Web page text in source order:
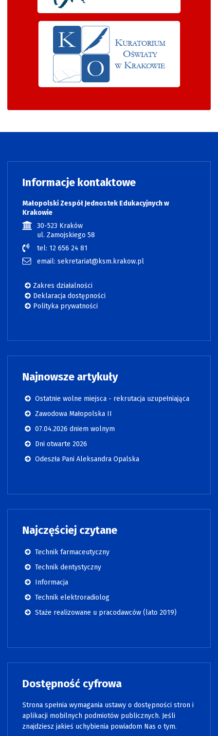
Informacje kontaktowe
Małopolski Zespół Jednostek Edukacyjnych w
Krakowie
30-523 Kraków
ul. Zamojskiego 58
tel: 12 656 24 81
email: sekretariat@ksm.krakow.pl
Zakres działalności
Deklaracja dostępności
Polityka prywatności
Najnowsze artykuły
Ostatnie wolne miejsca - rekrutacja uzupełniająca
Zawodowa Małopolska II
07.04.2026 dniem wolnym
Dni otwarte 2026
Odeszła Pani Aleksandra Opalska
Najczęściej czytane
Technik farmaceutyczny
Technik dentystyczny
Informacja
Technik elektroradiolog
Staże realizowane u pracodawców (lato 2019)
Dostępność cyfrowa
Strona spełnia wymagania ustawy o dostępności stron i
aplikacji mobilnych podmiotów publicznych. Jeśli
znajdziesz jakieś uchybienia powiadom Nas o tym.